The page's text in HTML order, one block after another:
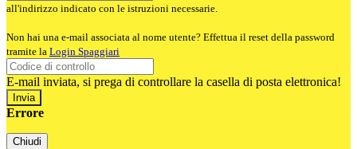
all'indirizzo indicato con le istruzioni necessarie.
Non hai una e-mail associata al nome utente? Effettua il reset della password
tramite la Login Spaggiari
E-mail inviata, si prega di controllare la casella di posta elettronica!
Errore
Chiudi